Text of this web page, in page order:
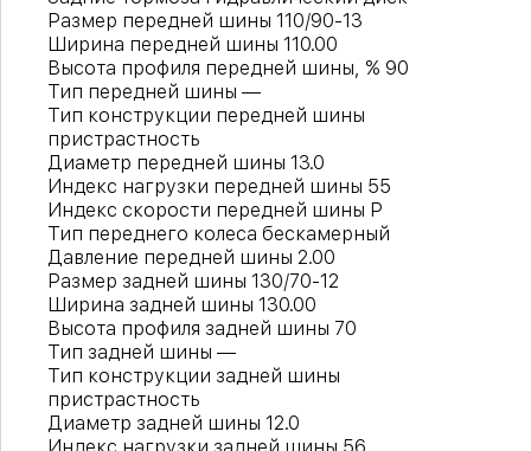
Размер передней шины 110/90-13
Ширина передней шины 110.00
Высота профиля передней шины, % 90
Тип передней шины —
Тип конструкции передней шины
пристрастность
Диаметр передней шины 13.0
Индекс нагрузки передней шины 55
Индекс скорости передней шины P
Тип переднего колеса бескамерный
Давление передней шины 2.00
Размер задней шины 130/70-12
Ширина задней шины 130.00
Высота профиля задней шины 70
Тип задней шины —
Тип конструкции задней шины
пристрастность
Диаметр задней шины 12.0
Индекс нагрузки задней шины 56